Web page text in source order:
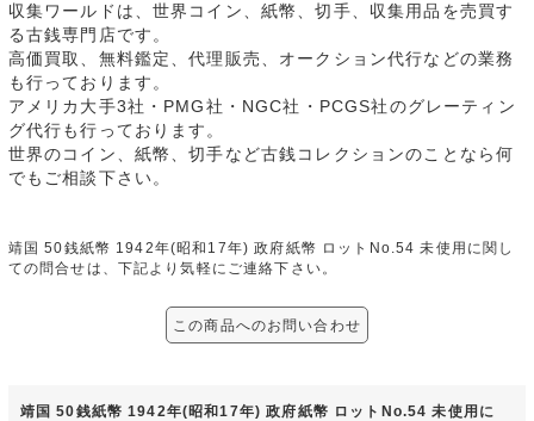
収集ワールドは、世界コイン、紙幣、切手、収集用品を売買す
る古銭専門店です。
高価買取、無料鑑定、代理販売、オークション代行などの業務
も行っております。
アメリカ大手3社・PMG社・NGC社・PCGS社のグレーティン
グ代行も行っております。
世界のコイン、紙幣、切手など古銭コレクションのことなら何
でもご相談下さい。
靖国 50銭紙幣 1942年(昭和17年) 政府紙幣 ロットNo.54 未使用に関し
ての問合せは、下記より気軽にご連絡下さい。
この商品へのお問い合わせ
靖国 50銭紙幣 1942年(昭和17年) 政府紙幣 ロットNo.54 未使用に